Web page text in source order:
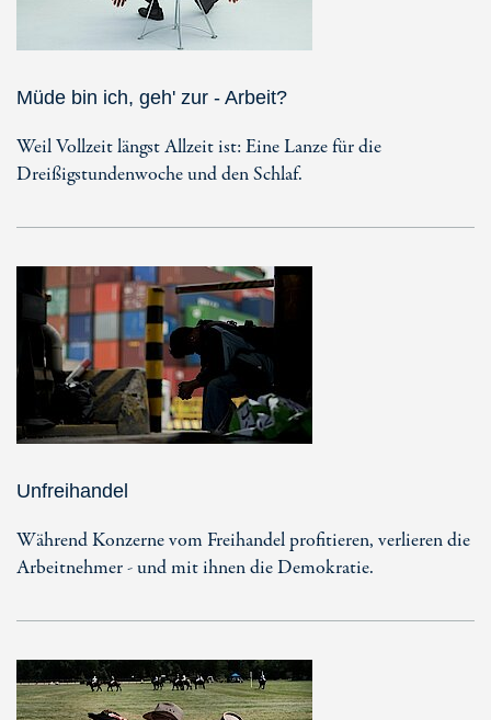
Müde bin ich, geh' zur - Arbeit?
Weil Vollzeit längst Allzeit ist: Eine Lanze für die
Dreißigstundenwoche und den Schlaf.
Unfreihandel
Während Konzerne vom Freihandel profitieren, verlieren die
Arbeitnehmer - und mit ihnen die Demokratie.